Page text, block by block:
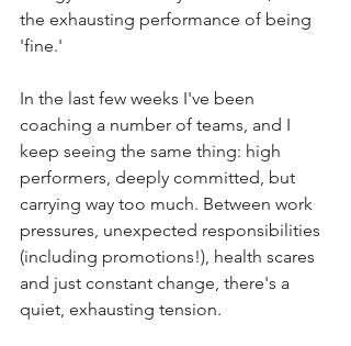
the exhausting performance of being
'fine.'
In the last few weeks I've been
coaching a number of teams, and I
keep seeing the same thing: high
performers, deeply committed, but
carrying way too much. Between work
pressures, unexpected responsibilities
(including promotions!), health scares
and just constant change, there's a
quiet, exhausting tension.